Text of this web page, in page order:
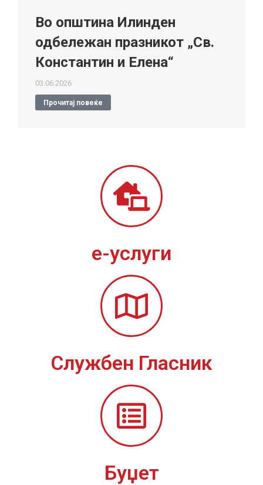
Во општина Илинден
одбележан празникот „Св.
Константин и Елена“
03.06.2026
Прочитај повеќе
е-услуги
Службен Гласник
Буџет